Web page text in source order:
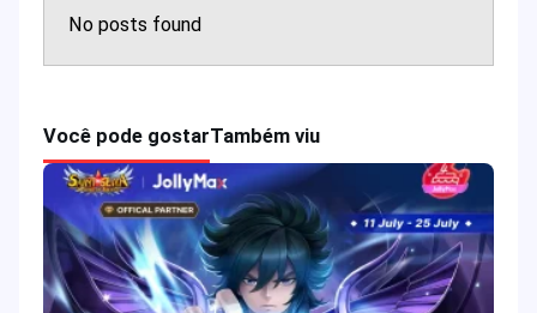
No posts found
Você pode gostarTambém viu